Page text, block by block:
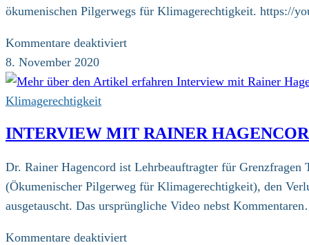
ökumenischen Pilgerwegs für Klimagerechtigkeit. https://
Kommentare deaktiviertfür
mit
8. November 2020
Klimagerechtigkeit
INTERVIEW MIT RAINER
Dr. Rainer Hagencord ist Lehrbeauftragter für
(Ökumenischer Pilgerweg für Klimagerechtigkeit), den
ausgetauscht. Das ursprüngliche Video nebst
Kommentare deaktiviertfür